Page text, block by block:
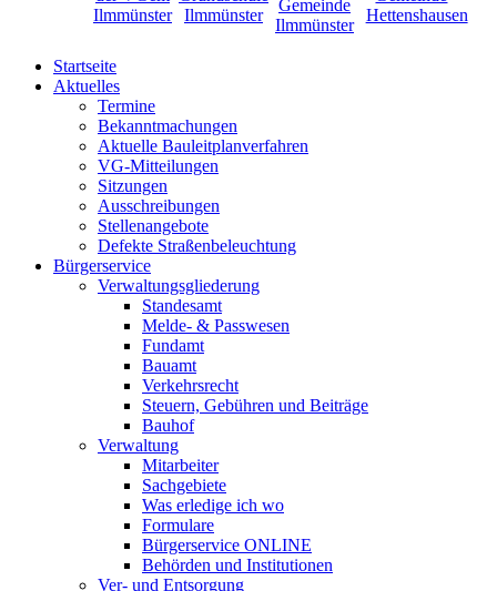
Startseite
Aktuelles
Termine
Bekanntmachungen
Aktuelle Bauleitplanverfahren
VG-Mitteilungen
Sitzungen
Ausschreibungen
Stellenangebote
Defekte Straßenbeleuchtung
Bürgerservice
Verwaltungsgliederung
Standesamt
Melde- & Passwesen
Fundamt
Bauamt
Verkehrsrecht
Steuern, Gebühren und Beiträge
Bauhof
Verwaltung
Mitarbeiter
Sachgebiete
Was erledige ich wo
Formulare
Bürgerservice ONLINE
Behörden und Institutionen
Ver- und Entsorgung